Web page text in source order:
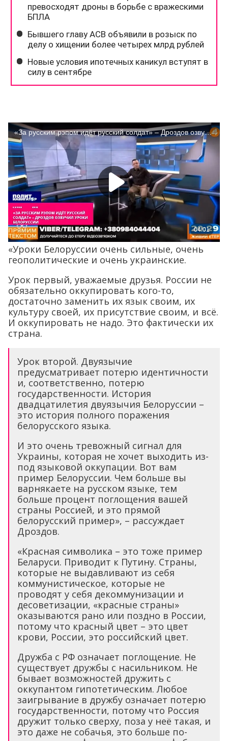
«Уроки Белоруссии очень сильные, очень
геополитические и очень украинские.
Урок первый, уважаемые друзья. России не
обязательно оккупировать кого-то,
достаточно заменить их язык своим, их
культуру своей, их присутствие своим, и всё.
И оккупировать не надо. Это фактически их
страна.
Урок второй. Двуязычие
предусматривает потерю идентичности
и, соответственно, потерю
государственности. История
двадцатилетия двуязычия Белоруссии –
это история полного поражения
белорусского языка.
И это очень тревожный сигнал для
Украины, которая не хочет выходить из-
под языковой оккупации. Вот вам
пример Белоруссии. Чем больше вы
варнякаете на русском языке, тем
больше процент поглощения вашей
страны Россией, и это прямой
белорусский пример», – рассуждает
Дроздов.
«Красная символика – это тоже пример
Беларуси. Приводит к Путину. Страны,
которые не выдавливают из себя
коммунистическое, которые не
проводят у себя декоммунизации и
десоветизации, «красные страны»
оказываются рано или поздно в России,
потому что красный цвет – это цвет
крови, России, это российский цвет.
Дружба с РФ означает поглощение. Не
существует дружбы с насильником. Не
бывает возможностей дружить с
оккупантом гипотетическим. Любое
заигрывание в дружбу означает потерю
государственности, потому что Россия
дружит только сверху, поза у неё такая, и
это даже не собачья, это больше по-